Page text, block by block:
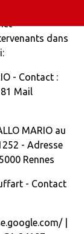
dans
- Contact :
Mail
MARIO au
- Adresse
Rennes
- Contact
|